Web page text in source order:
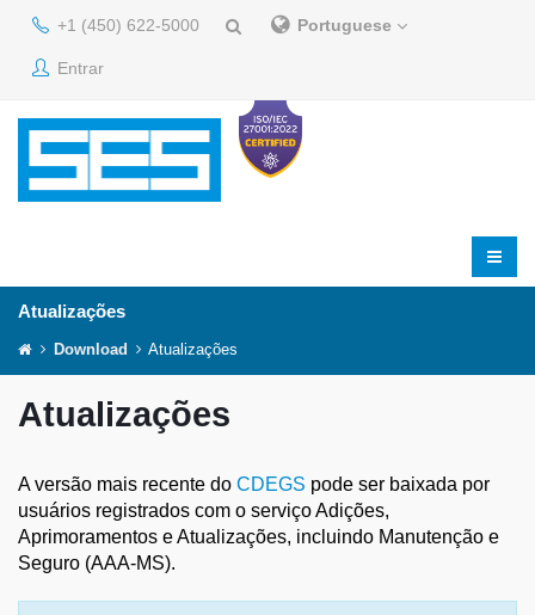
+1 (450) 622-5000 Portuguese
Entrar
Atualizações
Download Atualizações
Atualizações
A versão mais recente do CDEGS pode ser baixada por
usuários registrados com o serviço Adições,
Aprimoramentos e Atualizações, incluindo Manutenção e
Seguro (AAA-MS).